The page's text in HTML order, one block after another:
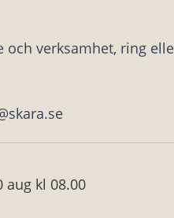
verksamhet, ring
aug kl 08.00